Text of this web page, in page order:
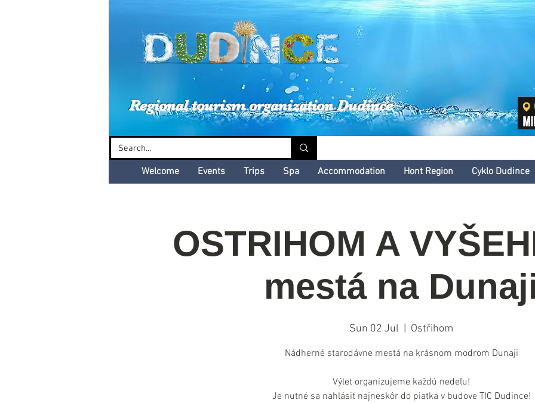
Dudinské kultúrne leto
Regional tourism organization Dudince
Welcome Events Trips Spa Accommodation Hont Region Cyklo Dudince
OSTRIHOM A
mestá na
Sun 02 Jul Ostřihom
Nádherné starodávne mestá na krásnom modrom Dunaji
Výlet organizujeme každú nedeľu!
Je nutné sa nahlásiť najneskôr do piatka v budove TIC Dudince!